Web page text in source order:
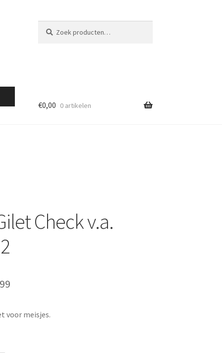
naar:
€0,00 0 artikelen
Check v.a.
Huidige
is:
voor meisjes.